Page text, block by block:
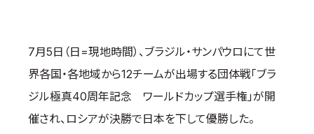
役員紹介
各委員会紹介
国際空手道連盟について
お知らせ
7月5日（日=現地時間）、ブラジル・サンパウロにて世
界各国・各地域から12チームが出場する団体戦「ブラ
ジル極真40周年記念 ワールドカップ選手権」が開
催され、ロシアが決勝で日本を下して優勝した。